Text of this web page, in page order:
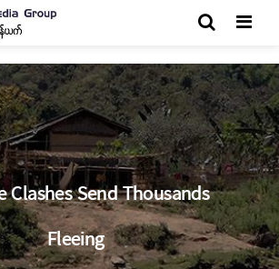
Clashes Send Thousands
Fleeing